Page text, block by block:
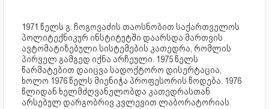
1971 წელს გ. ჩოგოვაძის თაოსნობით საქართველოს
პოლიტექნიკურ ინსტიტუტში დაარსდა მართვის
ავტომატიზებული სისტემების კათედრა, რომლის
პირველ გამგედ იქნა არჩეული. 1975 წელს
წარმატებით დაიცვა სადოქტორო დისერტაცია,
ხოლო 1976 წელს მიენიჭა პროფესორის წოდება. 1976
წლიდან ხელმძღვანელობდა კათედრასთან
არსებულ დარგობრივ კვლევით ლაბორატორიას.